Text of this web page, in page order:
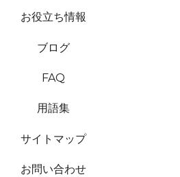
お役立ち情報
ブログ
FAQ
用語集
サイトマップ
お問い合わせ